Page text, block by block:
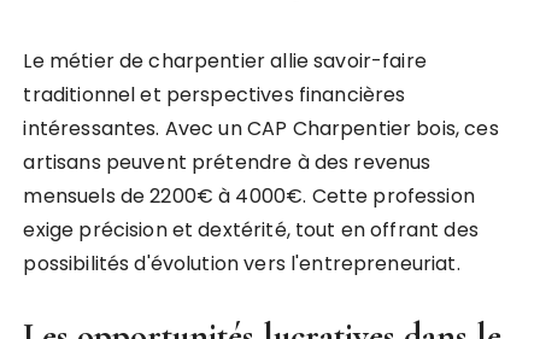
Le métier de charpentier allie savoir-faire
traditionnel et perspectives financières
intéressantes. Avec un CAP Charpentier bois, ces
artisans peuvent prétendre à des revenus
mensuels de 2200€ à 4000€. Cette profession
exige précision et dextérité, tout en offrant des
possibilités d'évolution vers l'entrepreneuriat.